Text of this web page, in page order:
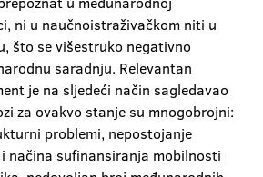
ni u naučnoistraživačkom niti u
što se višestruko negativno
saradnju. Relevantan
je na sljedeći način sagledavao
za ovakvo stanje su mnogobrojni:
problemi, nepostojanje
načina sufinansiranja mobilnosti